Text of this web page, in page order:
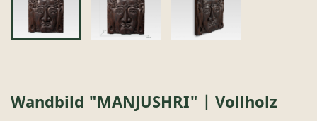
Wandbild "MANJUSHRI" | Vollholz